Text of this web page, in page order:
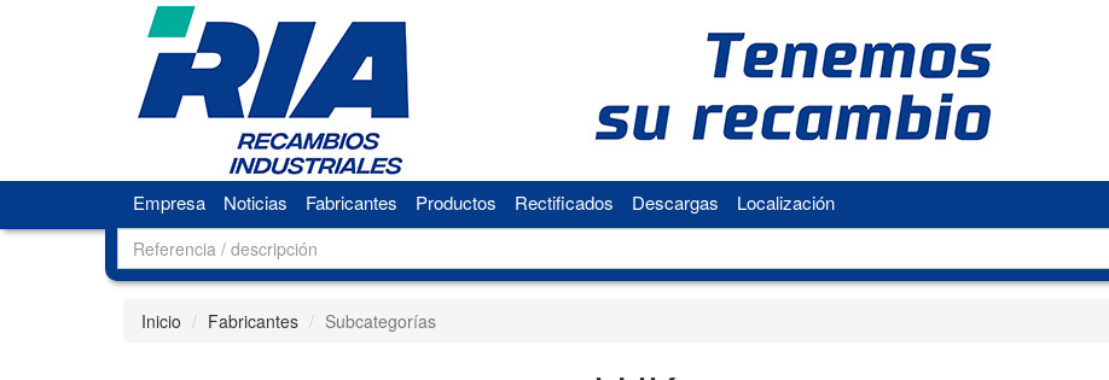
Empresa Noticias Fabricantes Productos Rectificados Descargas Localización
Inicio Fabricantes Subcategorías